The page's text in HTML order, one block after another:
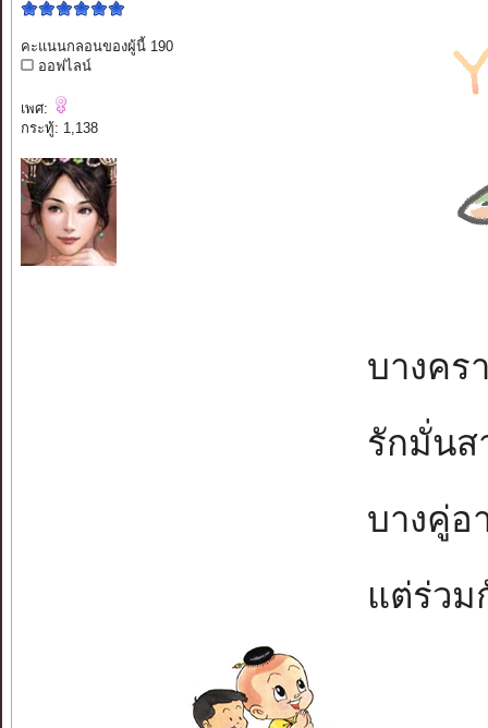
คะแนนกลอนของผู้นี้ 190
ออฟไลน์
เพศ:
กระทู้: 1,138
บางคร
รักมั่นส
บางคู่อ
แต่ร่วม